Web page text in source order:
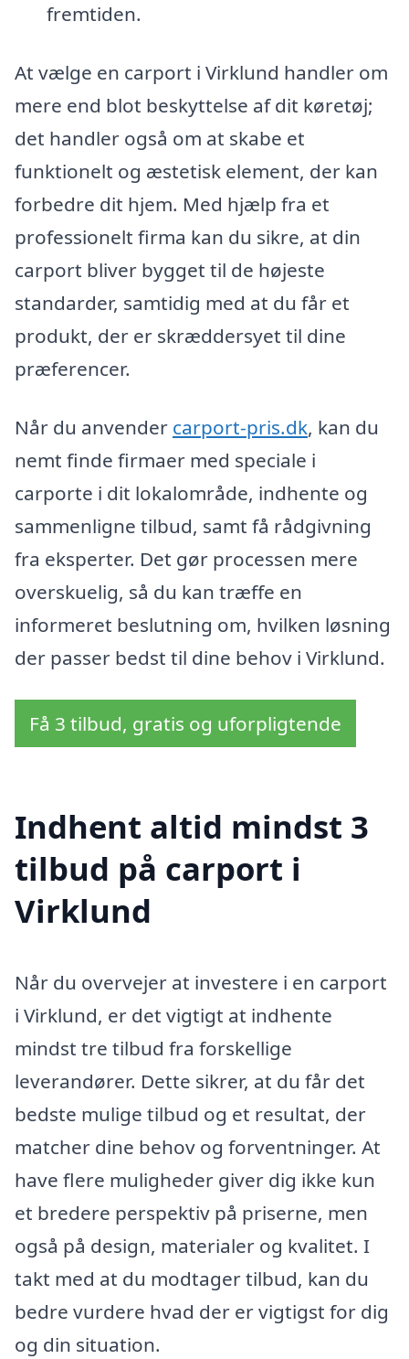
fremtiden.
At vælge en carport i Virklund handler om
mere end blot beskyttelse af dit køretøj;
det handler også om at skabe et
funktionelt og æstetisk element, der kan
forbedre dit hjem. Med hjælp fra et
professionelt firma kan du sikre, at din
carport bliver bygget til de højeste
standarder, samtidig med at du får et
produkt, der er skræddersyet til dine
præferencer.
Når du anvender carport-pris.dk, kan du
nemt finde firmaer med speciale i
carporte i dit lokalområde, indhente og
sammenligne tilbud, samt få rådgivning
fra eksperter. Det gør processen mere
overskuelig, så du kan træffe en
informeret beslutning om, hvilken løsning
der passer bedst til dine behov i Virklund.
Få 3 tilbud, gratis og uforpligtende
Indhent altid mindst 3
tilbud på carport i
Virklund
Når du overvejer at investere i en carport
i Virklund, er det vigtigt at indhente
mindst tre tilbud fra forskellige
leverandører. Dette sikrer, at du får det
bedste mulige tilbud og et resultat, der
matcher dine behov og forventninger. At
have flere muligheder giver dig ikke kun
et bredere perspektiv på priserne, men
også på design, materialer og kvalitet. I
takt med at du modtager tilbud, kan du
bedre vurdere hvad der er vigtigst for dig
og din situation.